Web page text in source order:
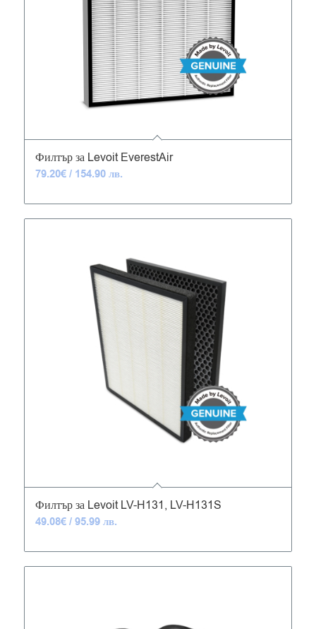
Филтър за Levoit EverestAir
79.20€/ 154.90 лв.
5.00
Филтър за Levoit LV-H131, LV-H131S
49.08€/ 95.99 лв.